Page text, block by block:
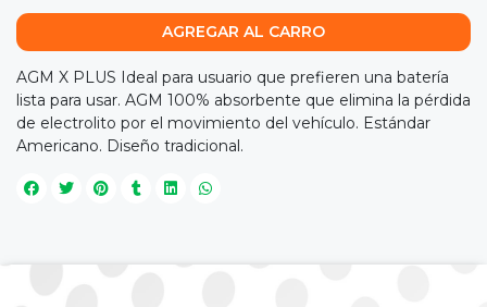
AGREGAR AL CARRO
AGM X PLUS Ideal para usuario que prefieren una batería
lista para usar. AGM 100% absorbente que elimina la pérdida
de electrolito por el movimiento del vehículo. Estándar
Americano. Diseño tradicional.